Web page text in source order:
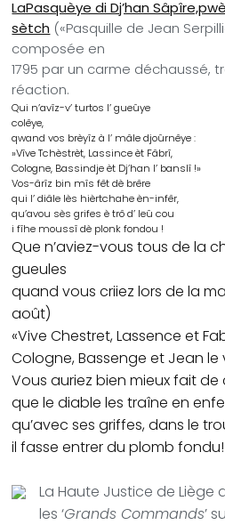
LaPasquèye di Dj’han
sètch («Pasquille de Jean
composée en
1795 par un carme déchaussé,
réaction.
Qui n’avîz-v’ turtos l’ gueûye
colêye,
qwand vos brèyîz à l’ mâle djoûrnêye :
»Vîve Tchèstrèt, Lassince èt Fâbrî,
Cologne, Bassindje èt Dj’han l’ banslî !»
Vos-ârîz bin mîs fêt dè brêre
qui l’ diâle lès hièrtchahe èn-infêr,
qu’avou sès grifes è trô d’ leû cou
i fîhe moussî dè plonk fondou !
Que n’aviez-vous tous de la
gueules
quand vous criiez lors de la
août)
«Vive Chestret, Lassence et
Cologne, Bassenge et Jean le
Vous auriez bien mieux fait de
que le diable les traîne en
qu’avec ses griffes, dans le
il fasse entrer du plomb fondu!
La Haute Justice de Liège
les ‘Grands Commands’